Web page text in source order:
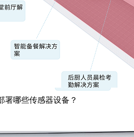
署哪些传感器设备？